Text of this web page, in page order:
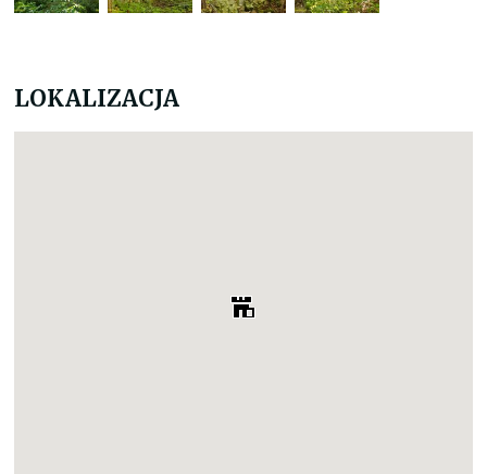
LOKALIZACJA